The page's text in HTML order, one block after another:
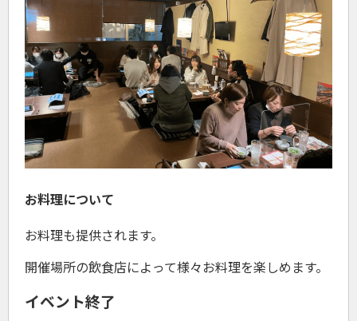
お料理について
お料理も提供されます。
開催場所の飲食店によって様々お料理を楽しめます。
イベント終了